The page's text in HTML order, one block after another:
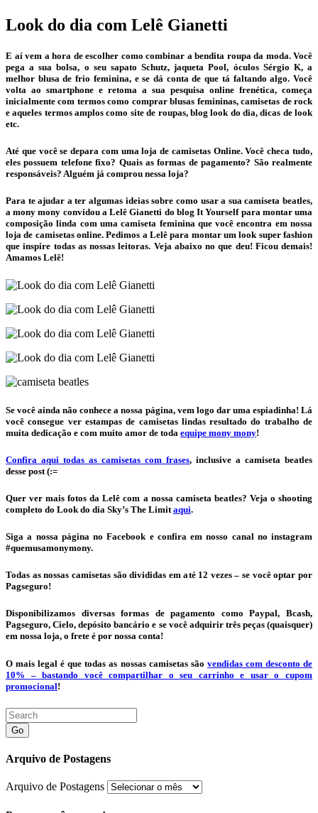
Look do dia com Lelê Gianetti
E aí vem a hora de escolher como combinar a bendita roupa da moda. Você
pega a sua bolsa, o seu sapato Schutz, jaqueta Pool, óculos Sérgio K, a
melhor blusa de frio feminina, e se dá conta de que tá faltando algo. Você
volta ao smartphone e retoma a sua pesquisa online frenética, começa
inicialmente com termos como comprar blusas femininas, camisetas de rock
e aqueles termos amplos como site de roupas, blog look do dia, dicas de look
etc.
Até que você se depara com uma loja de camisetas Online. Você checa tudo,
eles possuem telefone fixo? Quais as formas de pagamento? São realmente
responsáveis? Alguém já comprou nessa loja?
Para te ajudar a ter algumas ideias sobre como usar a sua camiseta beatles,
a mony mony convidou a Lelê Gianetti do blog It Yourself para montar uma
composição linda com uma camiseta feminina que você encontra em nossa
loja de camisetas online. Pedimos a Lelê para montar um look super fashion
que inspire todas as nossas leitoras. Veja abaixo no que deu! Ficou demais!
Amamos Lelê!
Se você ainda não conhece a nossa página, vem logo dar uma espiadinha! Lá
você consegue ver estampas de camisetas lindas resultado do trabalho de
muita dedicação e com muito amor de toda equipe mony mony!
Confira aqui todas as camisetas com frases, inclusive a camiseta beatles
desse post (:=
Quer ver mais fotos da Lelê com a nossa camiseta beatles? Veja o shooting
completo do Look do dia Sky’s The Limit aqui.
Siga a nossa página no Facebook e confira em nosso canal no instagram
#quemusamonymony.
Todas as nossas camisetas são divididas em até 12 vezes – se você optar por
Pagseguro!
Disponibilizamos diversas formas de pagamento como Paypal, Bcash,
Pagseguro, Cielo, depósito bancário e se você adquirir três peças (quaisquer)
em nossa loja, o frete é por nossa conta!
O mais legal é que todas as nossas camisetas são vendidas com desconto de
10% – bastando você compartilhar o seu carrinho e usar o cupom
promocional!
Go
Arquivo de Postagens
Arquivo de Postagens